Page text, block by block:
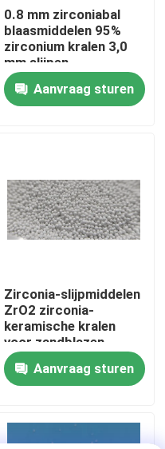
Media
0.8 mm zirconiabal
blaasmiddelen 95%
zirconium kralen 3,0
mm slijpen
Aanvraag sturen
Zirconia-slijpmiddelen
ZrO2 zirconia-
keramische kralen
voor zandblazen
leverancier
Aanvraag sturen